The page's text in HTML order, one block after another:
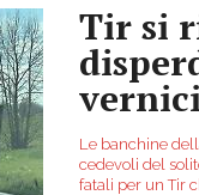
Tir si
vernici
Le banchine
cedevoli del
fatali per un Tir